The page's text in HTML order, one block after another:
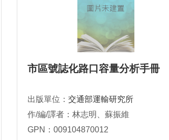
市區號誌化路口容量分析手冊
出版單位： 交通部運輸研究所
作/編/譯者：林志明、蘇振維
GPN：009104870012